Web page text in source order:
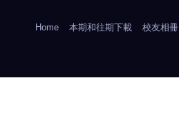
Home 本期和往期下載 校友相冊